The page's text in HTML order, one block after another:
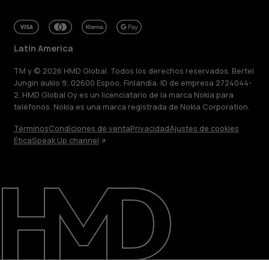
Reparar, reutilizar, reciclar
Sostenibilidad
Soporte
Latin America
Latin America
TM y © 2026 HMD Global. Todos los derechos reservados. Bertel
Jungin aukio 9, 02600 Espoo, Finlandia. ID de empresa 2724044-
2. HMD Global Oy es un licenciatario de la marca Nokia para
teléfonos. Nokia es una marca registrada de Nokia Corporation.
TérminosCondiciones de ventaPrivacidadAjustes de cookies
ÉticaSpeak Up channel